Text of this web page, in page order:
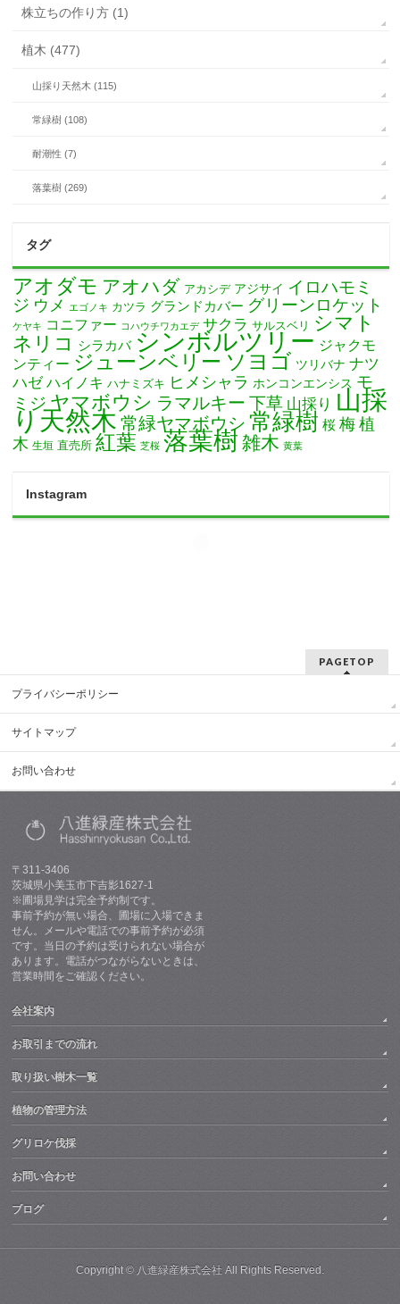
株立ちの作り方 (1)
植木 (477)
山採り天然木 (115)
常緑樹 (108)
耐潮性 (7)
落葉樹 (269)
タグ
アオダモ アオハダ アカシデ アジサイ イロハモミ
ジ ウメ エゴノキ カツラ グランドカバー グリーンロケット
ケヤキ コニファー コハウチワカエデ サクラ サルスベリ シマト
ネリコ
シラカバ シンボルツリー ジャクモ
ンティー ジューンベリー ソヨゴ ツリバナ ナツ
ハゼ ハイノキ ハナミズキ ヒメシャラ ホンコンエンシス モ
ミジ ヤマボウシ ラマルキー 下草 山採り 山採
り天然木 常緑ヤマボウシ 常緑樹 桜 梅 植
木 生垣 直売所 紅葉 芝桜 落葉樹 雑木 黄葉
Instagram
PAGETOP
プライバシーポリシー
サイトマップ
お問い合わせ
〒311-3406
茨城県小美玉市下吉影1627-1
※圃場見学は完全予約制です。
事前予約が無い場合、圃場に入場できま
せん。メールや電話での事前予約が必須
です。当日の予約は受けられない場合が
あります。電話がつながらないときは、
営業時間をご確認ください。
会社案内
お取引までの流れ
取り扱い樹木一覧
植物の管理方法
グリロケ伐採
お問い合わせ
ブログ
Copyright © 八進緑産株式会社All Rights Reserved.